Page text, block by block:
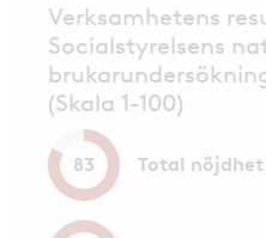
Verksamhetens
Socialstyrelsens
(Skala 1-100)
83 Total nöjdhet